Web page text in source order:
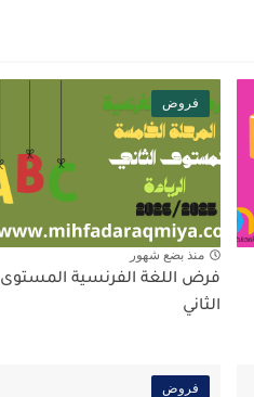
فروض
منذ بضع شهور
فرض اللغة الفرنسية المستوى
الثاني
فروض